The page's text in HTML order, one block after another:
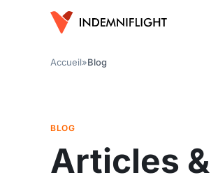
Accueil»Blog
BLOG
Articles